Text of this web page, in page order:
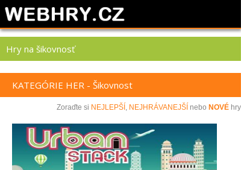
Hry na šikovnosť
KATEGÓRIE HER - Šikovnost
Zoraďte si NEJLEPŠÍ , NEJHRÁVANEJŠÍ nebo NOVÉ hry